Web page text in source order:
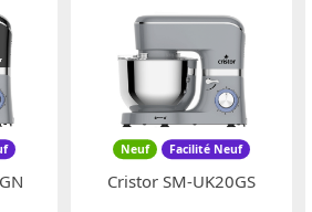
Neuf Facilité Neuf
Cristor SM-UK20GS